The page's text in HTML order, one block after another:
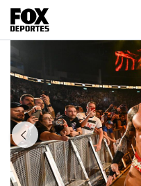
Previous